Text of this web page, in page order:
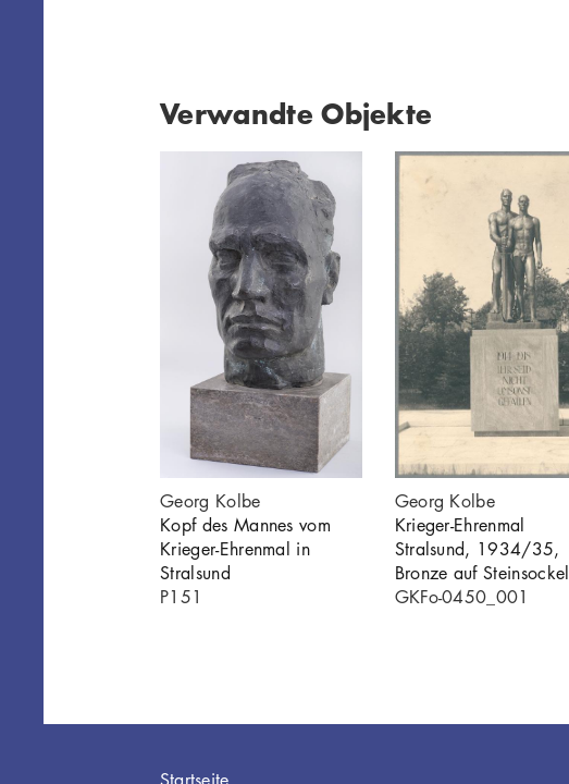
Verwandte Objekte
Georg Kolbe
Kopf des Mannes vom
Krieger-Ehrenmal in
Stralsund
P151
Georg Kolbe
Krieger-Ehrenmal
Stralsund, 1934/35,
Bronze auf Steinsockel
GKFo-0450_001